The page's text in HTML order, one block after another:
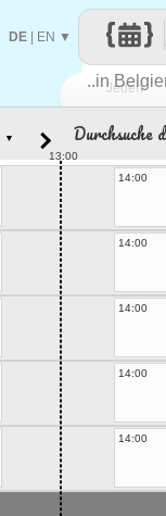
Jeden
..in
DE EN ▼
▼ Durchsuche
13:00
14:00
14:00
14:00
14:00
14:00